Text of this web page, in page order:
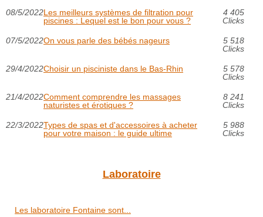
08/5/2022Les meilleurs systèmes de filtration pour
piscines : Lequel est le bon pour vous ?
4 405
Clicks
07/5/2022On vous parle des bébés nageurs
5 518
Clicks
29/4/2022Choisir un pisciniste dans le Bas-Rhin
5 578
Clicks
21/4/2022Comment comprendre les massages
naturistes et érotiques ?
8 241
Clicks
22/3/2022Types de spas et d'accessoires à acheter
pour votre maison : le guide ultime
5 988
Clicks
Laboratoire
Les laboratoire Fontaine sont...